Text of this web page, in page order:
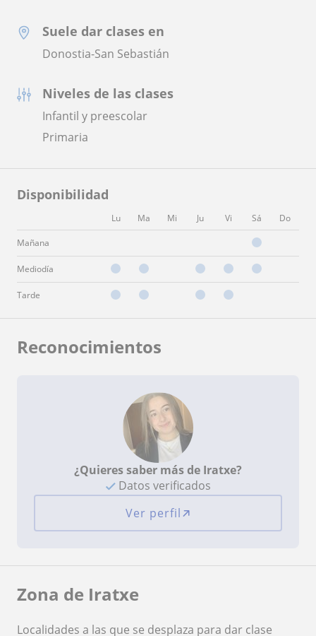
Suele dar clases en
Donostia-San Sebastián
Niveles de las clases
Infantil y preescolar
Primaria
Disponibilidad
Lu Ma Mi Ju Vi Sá Do
Mañana
Mediodía
Tarde
Reconocimientos
¿Quieres saber más de Iratxe?
Datos verificados
Ver perfil
Zona de Iratxe
Localidades a las que se desplaza para dar clase